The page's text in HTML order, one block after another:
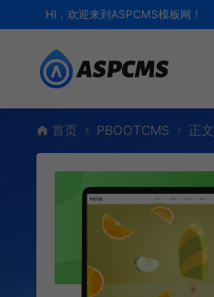
HI，欢迎来到ASPCMS模板网！
首页 PBOOTCMS 正文